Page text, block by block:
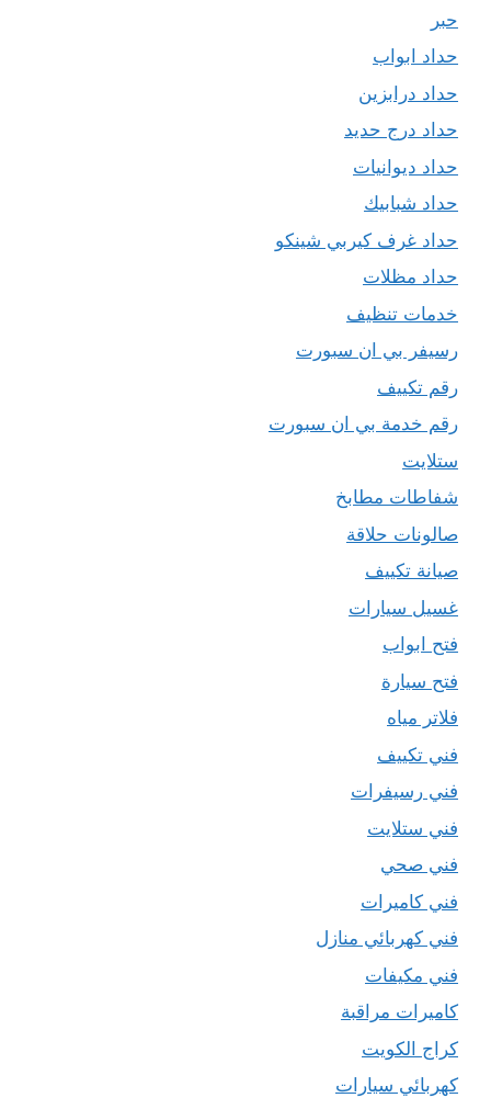
حبر
حداد ابواب
حداد درابزين
حداد درج حديد
حداد ديوانيات
حداد شبابيك
حداد غرف كيربي شينكو
حداد مظلات
خدمات تنظيف
رسيفر بي ان سبورت
رقم تكييف
رقم خدمة بي ان سبورت
ستلايت
شفاطات مطابخ
صالونات حلاقة
صيانة تكييف
غسيل سيارات
فتح ابواب
فتح سيارة
فلاتر مياه
فني تكييف
فني رسيفرات
فني ستلايت
فني صحي
فني كاميرات
فني كهربائي منازل
فني مكيفات
كاميرات مراقبة
كراج الكويت
كهربائي سيارات